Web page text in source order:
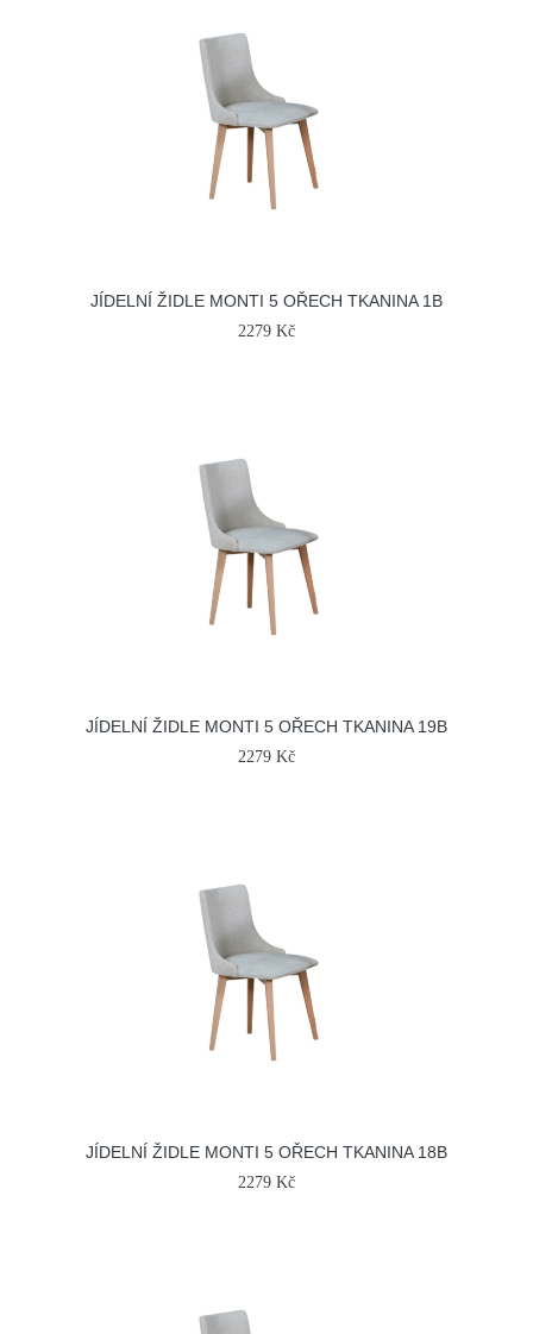
JÍDELNÍ ŽIDLE MONTI 5 OŘECH TKANINA 1B
2279 Kč
JÍDELNÍ ŽIDLE MONTI 5 OŘECH TKANINA 19B
2279 Kč
JÍDELNÍ ŽIDLE MONTI 5 OŘECH TKANINA 18B
2279 Kč